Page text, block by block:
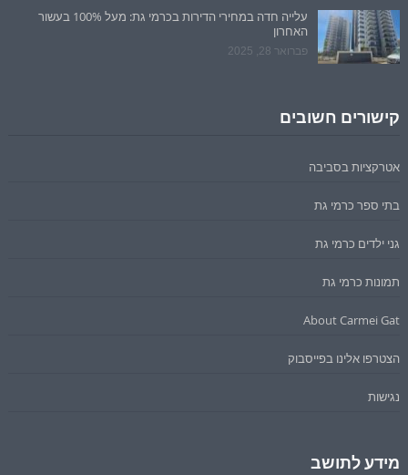
עלייה חדה במחירי הדירות בכרמי גת: מעל 100% בעשור
האחרון
פברואר 28, 2025
קישורים חשובים
אטרקציות בסביבה
בתי ספר כרמי גת
גני ילדים כרמי גת
תמונות כרמי גת
About Carmei Gat
הצטרפו אלינו בפייסבוק
נגישות
מידע לתושב